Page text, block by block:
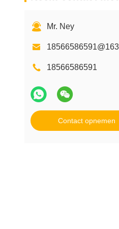
Mr. Ney
18566586591
Contact opnemen